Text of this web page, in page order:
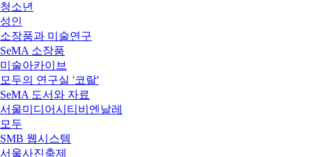
청소년
성인
소장품과 미술연구
SeMA 소장품
미술아카이브
모두의 연구실 '코랄'
SeMA 도서와 자료
서울미디어시티비엔날레
모두
SMB 웹시스템
서울사진축제